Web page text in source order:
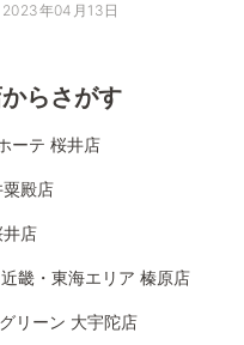
2023年04月13日
らさがす
ーテ 桜井店
粟殿店
店
畿・東海エリア 榛原店
リーン 大宇陀店